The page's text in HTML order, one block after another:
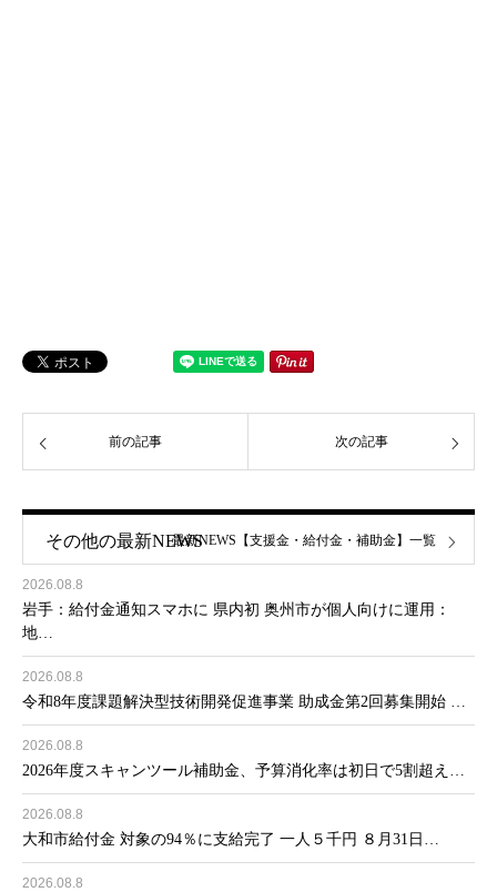
前の記事 次の記事
その他の最新NEWS
2026.08.8
岩手：給付金通知スマホに 県内初 奥州市が個人向けに運用：
地…
2026.08.8
令和8年度課題解決型技術開発促進事業 助成金第2回募集開始 …
2026.08.8
2026年度スキャンツール補助金、予算消化率は初日で5割超え…
2026.08.8
大和市給付金 対象の94％に支給完了 一人５千円 ８月31日…
2026.08.8
最新NEWS【支援金・給付金・補助金】一覧